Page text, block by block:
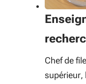
Chef de
supérieur,